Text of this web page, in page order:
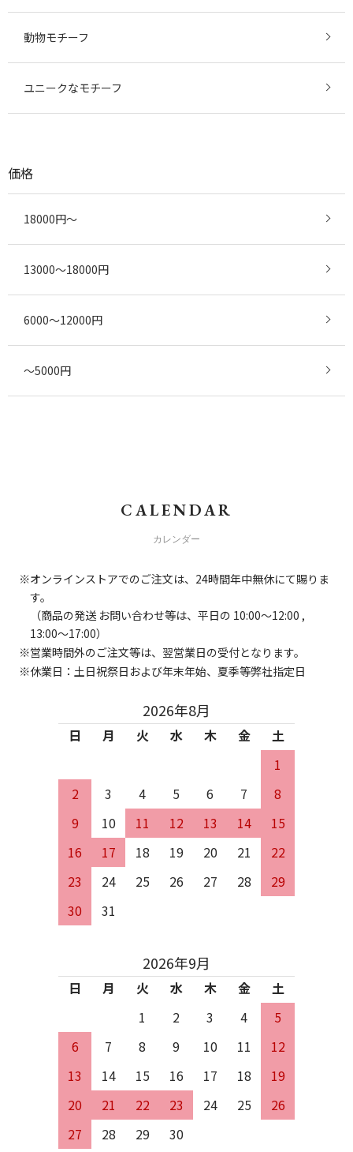
動物モチーフ
ユニークなモチーフ
価格
18000円～
13000～18000円
6000～12000円
～5000円
CALENDAR
カレンダー
オンラインストアでのご注文は、24時間年中無休にて賜りま
す。
（商品の発送 お問い合わせ等は、平日の 10:00～12:00 ,
13:00～17:00）
営業時間外のご注文等は、翌営業日の受付となります。
休業日：土日祝祭日および年末年始、夏季等弊社指定日
2026年8月
日 月 火 水 木 金
土
1
2
3 4 5 6 7
8
9
10 11 12 13 14
15
16
17 18 19 20 21
22
23
24 25 26 27 28
29
30
31
2026年9月
日 月 火 水 木 金
土
1
2 3 4
5
6
7 8 9 10 11
12
13
14 15 16 17 18
19
20
21 22 23 24 25
26
27
28 29 30